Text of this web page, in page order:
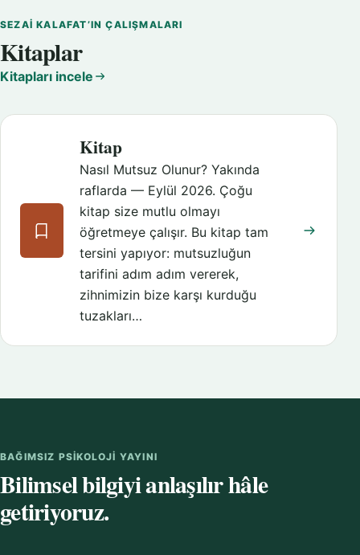
SEZAI KALAFAT’IN ÇALIŞMALARI
Kitaplar
Kitapları incele
Kitap
Nasıl Mutsuz Olunur? Yakında
raflarda — Eylül 2026. Çoğu
kitap size mutlu olmayı
öğretmeye çalışır. Bu kitap tam
tersini yapıyor: mutsuzluğun
tarifini adım adım vererek,
zihnimizin bize karşı kurduğu
tuzakları…
BAĞIMSIZ PSIKOLOJI YAYINI
Bilimsel bilgiyi anlaşılır hâle
getiriyoruz.